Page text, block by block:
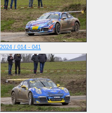
2024 / 014 - 041